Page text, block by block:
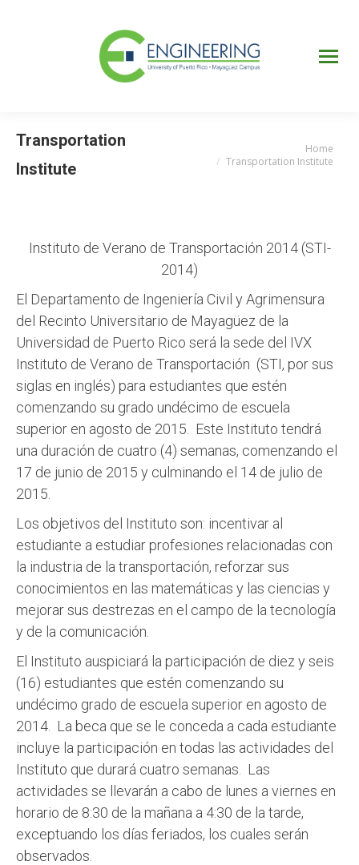
Transportation
Institute
Home
Transportation Institute
Instituto de Verano de Transportación 2014 (STI-
2014)
El Departamento de Ingeniería Civil y Agrimensura
del Recinto Universitario de Mayagüez de la
Universidad de Puerto Rico será la sede del IVX
Instituto de Verano de Transportación (STI, por sus
siglas en inglés) para estudiantes que estén
comenzando su grado undécimo de escuela
superior en agosto de 2015. Este Instituto tendrá
una duración de cuatro (4) semanas, comenzando el
17 de junio de 2015 y culminando el 14 de julio de
2015.
Los objetivos del Instituto son: incentivar al
estudiante a estudiar profesiones relacionadas con
la industria de la transportación, reforzar sus
conocimientos en las matemáticas y las ciencias y
mejorar sus destrezas en el campo de la tecnología
y de la comunicación.
El Instituto auspiciará la participación de diez y seis
(16) estudiantes que estén comenzando su
undécimo grado de escuela superior en agosto de
2014. La beca que se le conceda a cada estudiante
incluye la participación en todas las actividades del
Instituto que durará cuatro semanas. Las
actividades se llevarán a cabo de lunes a viernes en
horario de 8:30 de la mañana a 4:30 de la tarde,
exceptuando los días feriados, los cuales serán
observados.